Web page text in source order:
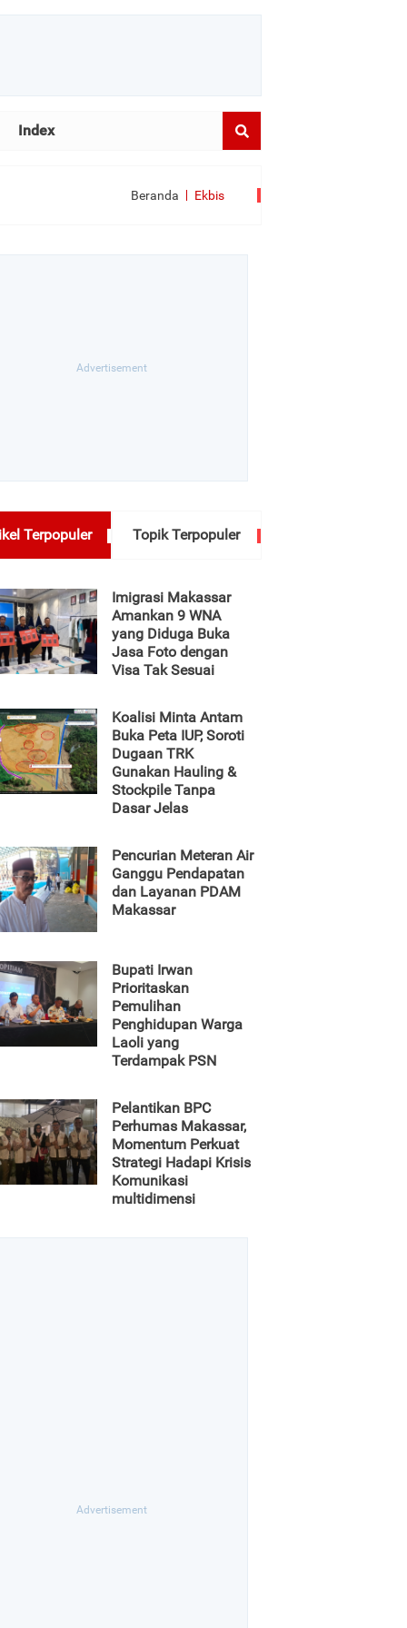
Index
Beranda Ekbis
Terpopuler Topik Terpopuler
Imigrasi Makassar
Amankan 9 WNA
yang Diduga Buka
Jasa Foto dengan
Visa Tak Sesuai
Koalisi Minta Antam
Buka Peta IUP, Soroti
Dugaan TRK
Gunakan Hauling &
Stockpile Tanpa
Dasar Jelas
Pencurian Meteran Air
Ganggu Pendapatan
dan Layanan PDAM
Makassar
Bupati Irwan
Prioritaskan
Pemulihan
Penghidupan Warga
Laoli yang
Terdampak PSN
Pelantikan BPC
Perhumas Makassar,
Momentum Perkuat
Strategi Hadapi Krisis
Komunikasi
multidimensi